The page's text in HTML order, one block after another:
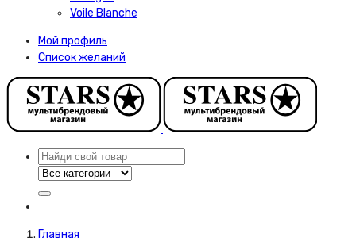
Voile Blanche
Мой профиль
Список желаний
Главная